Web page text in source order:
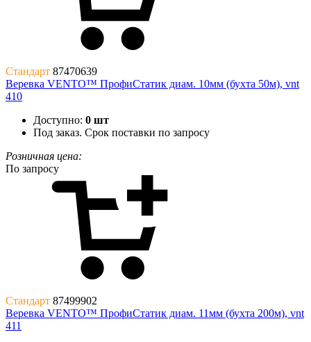
Стандарт 87470639
Веревка VENTO™ ПрофиСтатик диам. 10мм (бухта 50м), vnt
410
Доступно: 0 шт
Под заказ. Срок поставки по запросу
Розничная цена:
По запросу
Стандарт 87499902
Веревка VENTO™ ПрофиСтатик диам. 11мм (бухта 200м), vnt
411